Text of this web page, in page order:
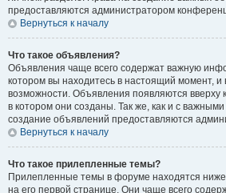
предоставляются администратором
Вернуться к началу
Что такое объявления?
Объявления чаще всего содержат важную
котором вы находитесь в настоящий момент,
возможности. Объявления появляются
в котором они созданы. Так же, как и с
создание объявлений предоставляются
Вернуться к началу
Что такое прилепленные темы?
Прилепленные темы в форуме находятся ниже
на его первой странице. Они чаще всего